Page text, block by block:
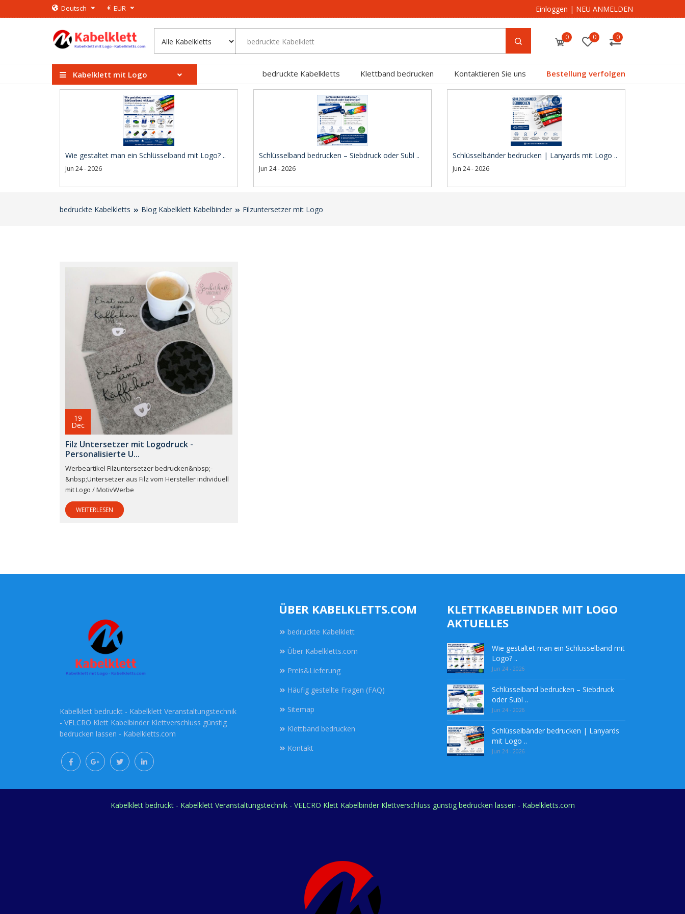
Deutsch € EUR Einloggen | NEU ANMELDEN
0 0 0
Kabelklett mit Logo bedruckte Kabelkletts Klettband bedrucken Kontaktieren Sie uns Bestellung verfolgen
Wie gestaltet man ein Schlüsselband mit Logo? ..
Jun 24 - 2026
Schlüsselband bedrucken – Siebdruck oder Subl ..
Jun 24 - 2026
Schlüsselbänder bedrucken | Lanyards mit Logo ..
Jun 24 - 2026
bedruckte Kabelkletts Blog Kabelklett Kabelbinder Filzuntersetzer mit Logo
19
Dec
Filz Untersetzer mit Logodruck -
Personalisierte U...
Werbeartikel Filzuntersetzer bedrucken&nbsp;-
&nbsp;Untersetzer aus Filz vom Hersteller individuell
mit Logo / MotivWerbe
WEITERLESEN
Kabelklett bedruckt - Kabelklett Veranstaltungstechnik
- VELCRO Klett Kabelbinder Klettverschluss günstig
bedrucken lassen - Kabelkletts.com
ÜBER KABELKLETTS.COM
bedruckte Kabelklett
Über Kabelkletts.com
Preis&Lieferung
Häufig gestellte Fragen (FAQ)
Sitemap
Klettband bedrucken
Kontakt
KLETTKABELBINDER MIT LOGO
AKTUELLES
Wie gestaltet man ein Schlüsselband mit
Logo? ..
Jun 24 - 2026
Schlüsselband bedrucken – Siebdruck
oder Subl ..
Jun 24 - 2026
Schlüsselbänder bedrucken | Lanyards
mit Logo ..
Jun 24 - 2026
Kabelklett bedruckt - Kabelklett Veranstaltungstechnik - VELCRO Klett Kabelbinder Klettverschluss günstig bedrucken lassen - Kabelkletts.com